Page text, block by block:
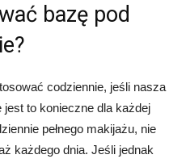
bazę pod
codziennie, jeśli nasza
to konieczne dla każdej
pełnego makijażu, nie
każdego dnia. Jeśli jednak